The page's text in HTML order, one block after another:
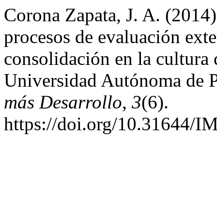
Corona Zapata, J. A.
procesos de evaluación
consolidación en la cultura
Universidad Autónoma de
más Desarrollo, 3(6).
https://doi.org/10.31644/